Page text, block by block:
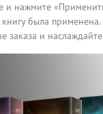
и нажмите
была применена.
заказа и